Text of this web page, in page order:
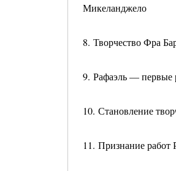
Микеланджело
8. Творчество Фра
9. Рафаэль — первые
10. Становление
11. Признание работ